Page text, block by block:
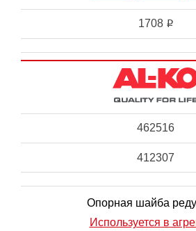
1708 i
462516
412307
Опорная шайба
Используется в